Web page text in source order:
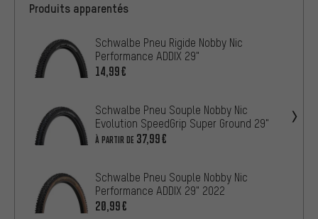
Produits apparentés
Schwalbe Pneu Rigide Nobby Nic
Performance ADDIX 29"
14,99€
Schwalbe Pneu Souple Nobby Nic
Evolution SpeedGrip Super Ground 29"
À PARTIR DE 37,99€
Schwalbe Pneu Souple Nobby Nic
Performance ADDIX 29" 2022
20,99€